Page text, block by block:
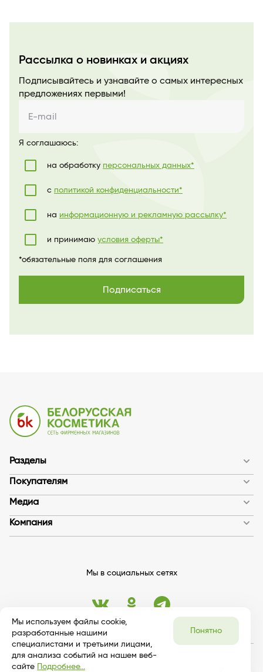
Рассылка о новинках и акциях
Подписывайтесь и узнавайте о самых интересных
предложениях первыми!
E-mail
Я соглашаюсь:
на обработку персональных данных*
с политикой конфиденциальности*
на информационную и рекламную рассылку*
и принимаю условия оферты*
*обязательные поля для соглашения
Подписаться
Разделы
Покупателям
Медиа
Компания
Мы в социальных сетях
Мы используем файлы cookie,
разработанные нашими
специалистами и третьими лицами,
для анализа событий на нашем веб-
сайте Подробнее...
Понятно